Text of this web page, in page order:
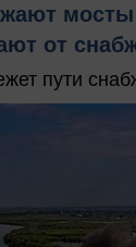
мосты
от
пути